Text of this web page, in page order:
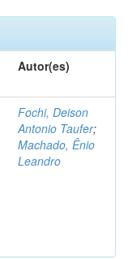
Autor(es)
Fochi, Deison
Antonio Taufer;
Machado, Ênio
Leandro